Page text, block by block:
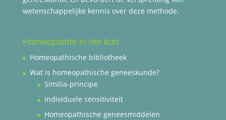
wetenschappelijke kennis over deze methode.
Homeopathie in het kort
Homeopathische bibliotheek
Wat is homeopathische geneeskunde?
Similia-principe
Individuele sensitiviteit
Homeopathische geneesmiddelen